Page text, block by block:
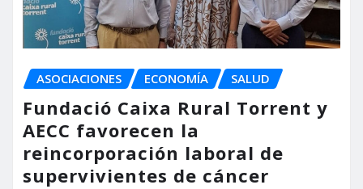
ASOCIACIONES ECONOMÍA SALUD
Fundació Caixa Rural Torrent y
AECC favorecen la
reincorporación laboral de
supervivientes de cáncer